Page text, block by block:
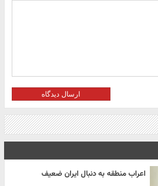
ارسال دیدگاه
اعراب منطقه به دنبال ایران ضعیف